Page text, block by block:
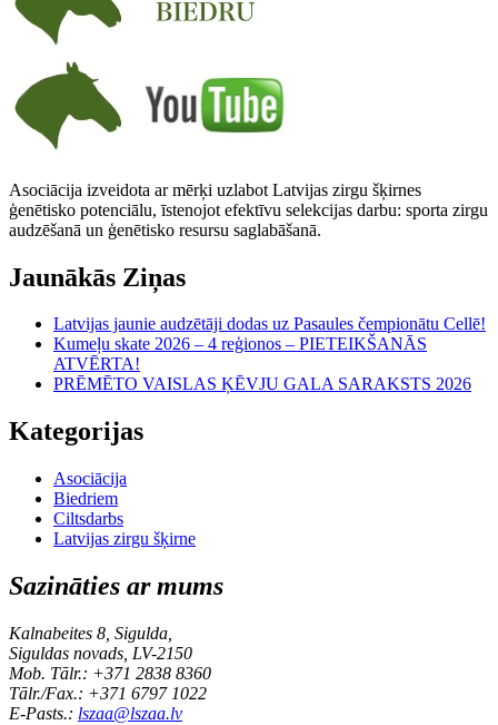
Asociācija izveidota ar mērķi uzlabot Latvijas zirgu šķirnes
ģenētisko potenciālu, īstenojot efektīvu selekcijas darbu: sporta zirgu
audzēšanā un ģenētisko resursu saglabāšanā.
Jaunākās Ziņas
Latvijas jaunie audzētāji dodas uz Pasaules čempionātu Cellē!
Kumeļu skate 2026 – 4 reģionos – PIETEIKŠANĀS
ATVĒRTA!
PRĒMĒTO VAISLAS ĶĒVJU GALA SARAKSTS 2026
Kategorijas
Asociācija
Biedriem
Ciltsdarbs
Latvijas zirgu šķirne
Sazināties ar mums
Kalnabeites 8, Sigulda,
Siguldas novads, LV-2150
Mob. Tālr.: +371 2838 8360
Tālr./Fax.: +371 6797 1022
E-Pasts.: lszaa@lszaa.lv